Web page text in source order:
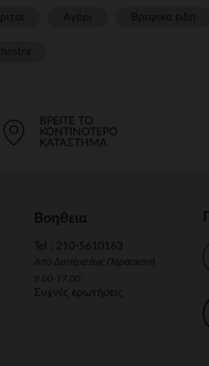
ΒΡΕΊΤΕ ΤΟ
ΚΟΝΤΙΝΌΤΕΡΟ
ΚΑΤΆΣΤΗΜΑ
Βοηθεια
Tel : 210-5610163
Από Δευτέρα έως Παρασκευή
9.00-17.00
Συχνές ερωτήσεις